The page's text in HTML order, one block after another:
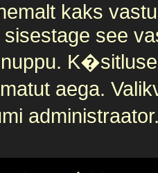
kaks
see
aega.